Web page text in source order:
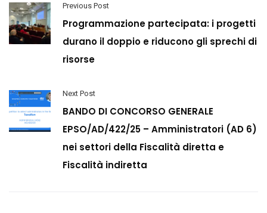
Previous Post
Programmazione partecipata: i progetti
durano il doppio e riducono gli sprechi di
risorse
Next Post
BANDO DI CONCORSO GENERALE
EPSO/AD/422/25 – Amministratori (AD 6)
nei settori della Fiscalità diretta e
Fiscalità indiretta